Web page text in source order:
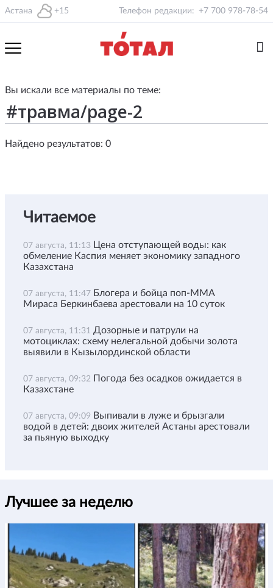
Астана +15 Телефон редакции: +7 700 978-78-54
Вы искали все материалы по теме:
Найдено результатов: 0
Читаемое
07 августа, 11:13 Цена отступающей воды: как
обмеление Каспия меняет экономику западного
Казахстана
07 августа, 11:47 Блогера и бойца поп-ММА
Мираса Беркинбаева арестовали на 10 суток
07 августа, 11:31 Дозорные и патрули на
мотоциклах: схему нелегальной добычи золота
выявили в Кызылординской области
07 августа, 09:32 Погода без осадков ожидается в
Казахстане
07 августа, 09:09 Выпивали в луже и брызгали
водой в детей: двоих жителей Астаны арестовали
за пьяную выходку
Лучшее за неделю